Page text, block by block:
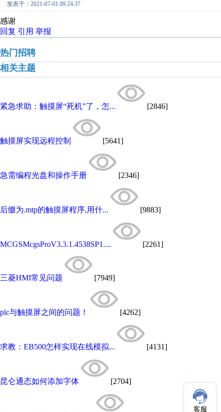
发表于：2021-07-01 09:24:37
感谢
回复 引用 举报
热门招聘
相关主题
紧急求助：触摸屏“死机”了，怎... [2846]
触摸屏实现远程控制 [5641]
急需编程光盘和操作手册 [2346]
后缀为.mtp的触摸屏程序,用什... [9883]
MCGSMcgsProV3.3.1.4538SP1.... [2261]
三菱HMI常见问题 [7949]
plc与触摸屏之间的问题！ [4262]
求教：EB500怎样实现在线模拟... [4131]
昆仑通态如何添加字体 [2704]
客服